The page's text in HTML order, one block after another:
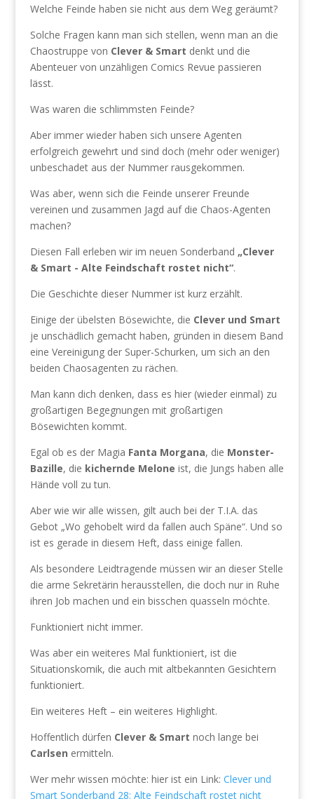
Welche Feinde haben sie nicht aus dem Weg geräumt?
Solche Fragen kann man sich stellen, wenn man an die
Chaostruppe von Clever & Smart denkt und die
Abenteuer von unzähligen Comics Revue passieren
lässt.
Was waren die schlimmsten Feinde?
Aber immer wieder haben sich unsere Agenten
erfolgreich gewehrt und sind doch (mehr oder weniger)
unbeschadet aus der Nummer rausgekommen.
Was aber, wenn sich die Feinde unserer Freunde
vereinen und zusammen Jagd auf die Chaos-Agenten
machen?
Diesen Fall erleben wir im neuen Sonderband „Clever
& Smart - Alte Feindschaft rostet nicht“.
Die Geschichte dieser Nummer ist kurz erzählt.
Einige der übelsten Bösewichte, die Clever und Smart
je unschädlich gemacht haben, gründen in diesem Band
eine Vereinigung der Super-Schurken, um sich an den
beiden Chaosagenten zu rächen.
Man kann dich denken, dass es hier (wieder einmal) zu
großartigen Begegnungen mit großartigen
Bösewichten kommt.
Egal ob es der Magia Fanta Morgana, die Monster-
Bazille, die kichernde Melone ist, die Jungs haben alle
Hände voll zu tun.
Aber wie wir alle wissen, gilt auch bei der T.I.A. das
Gebot „Wo gehobelt wird da fallen auch Späne“. Und so
ist es gerade in diesem Heft, dass einige fallen.
Als besondere Leidtragende müssen wir an dieser Stelle
die arme Sekretärin herausstellen, die doch nur in Ruhe
ihren Job machen und ein bisschen quasseln möchte.
Funktioniert nicht immer.
Was aber ein weiteres Mal funktioniert, ist die
Situationskomik, die auch mit altbekannten Gesichtern
funktioniert.
Ein weiteres Heft – ein weiteres Highlight.
Hoffentlich dürfen Clever & Smart noch lange bei
Carlsen ermitteln.
Wer mehr wissen möchte: hier ist ein Link: Clever und
Smart Sonderband 28: Alte Feindschaft rostet nicht